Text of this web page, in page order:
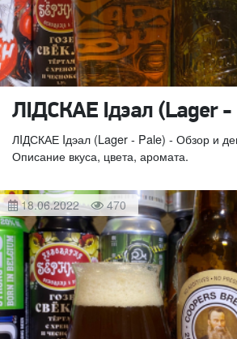
ЛIДСКАЕ Iдэал (Lager -
ЛIДСКАЕ Iдэал (Lager - Pale) - Обзор и
Описание вкуса, цвета, аромата.
18.06.2022 470